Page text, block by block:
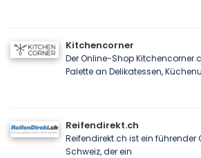
Kitchencorner
Der Online-Shop
Palette an Delikatessen,
Reifendirekt.ch
Reifendirekt.ch ist ein führender
Schweiz, der ein